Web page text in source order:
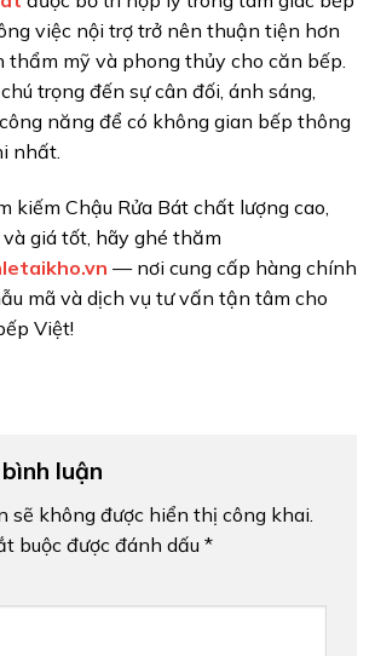
việc nội trợ trở nên thuận tiện hơn
thẩm mỹ và phong thủy cho căn bếp.
trọng đến sự cân đối, ánh sáng,
năng để có không gian bếp thông
nhất.
kiếm Chậu Rửa Bát chất lượng cao,
giá tốt, hãy ghé thăm
— nơi cung cấp hàng chính
mã và dịch vụ tư vấn tận tâm cho
Việt!
luận
sẽ không được hiển thị công khai.
buộc được đánh dấu *